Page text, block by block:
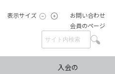
表示サイズ
お問い合わせ
会員のページ
入会の